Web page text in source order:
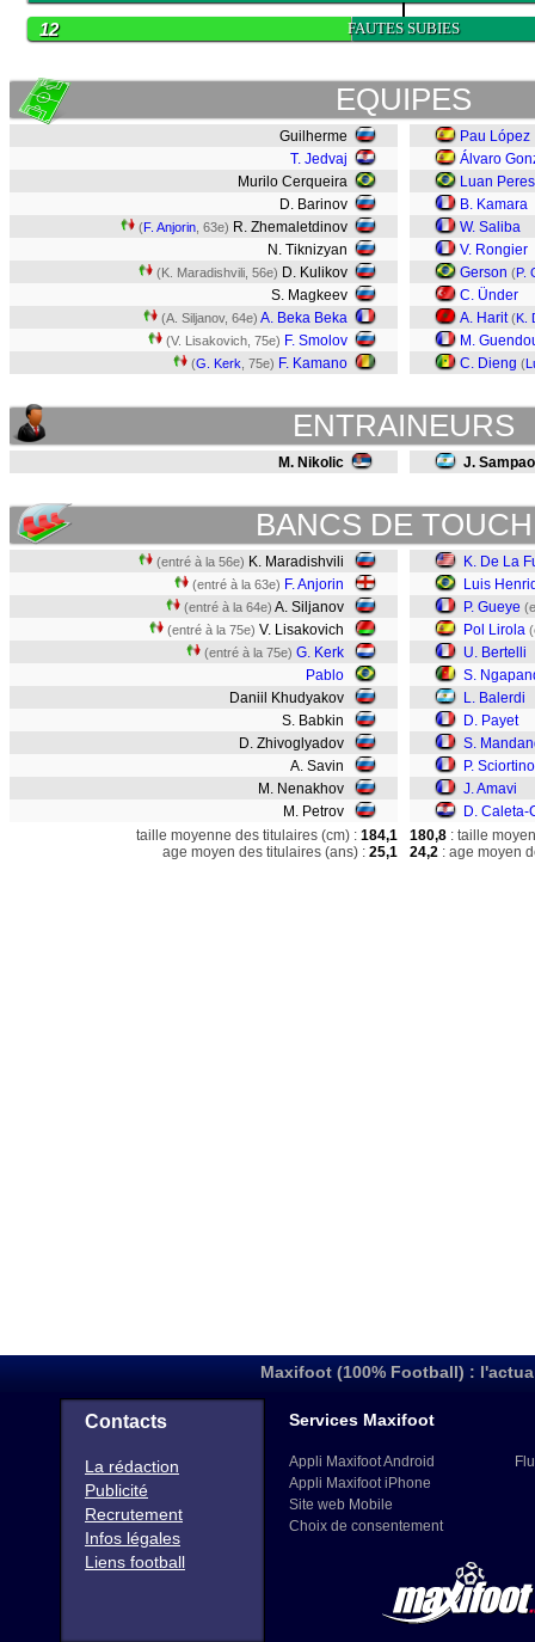
FAUTES SUBIES
12
EQUIPES
Guilherme
T. Jedvaj
Murilo Cerqueira
D. Barinov
(F. Anjorin , 63e) R. Zhemaletdinov
N. Tiknizyan
(K. Maradishvili, 56e) D. Kulikov
S. Magkeev
(A. Siljanov, 64e) A. Beka Beka
(V. Lisakovich, 75e) F. Smolov
(G. Kerk , 75e) F. Kamano
Pau López
Álvaro
Luan Peres
B. Kamara
W. Saliba
V. Rongier
Gerson (P.
C. Ünder
A. Harit (K.
M.
C. Dieng (
ENTRAINEURS
M. Nikolic J.
BANCS DE
(entré à la 56e) K. Maradishvili
(entré à la 63e) F. Anjorin
(entré à la 64e) A. Siljanov
(entré à la 75e) V. Lisakovich
(entré à la 75e) G. Kerk
Pablo
Daniil Khudyakov
S. Babkin
D. Zhivoglyadov
A. Savin
M. Nenakhov
M. Petrov
K. De La
Luis
P. Gueye
Pol Lirola
U. Bertelli
S.
L. Balerdi
D. Payet
S.
P. Sciortino
J. Amavi
D. Caleta-
taille moyenne des titulaires (cm) : 184,1
age moyen des titulaires (ans) : 25,1
180,8 : taille
24,2 : age moyen
Maxifoot (100% Football) :
Contacts
La rédaction
Publicité
Recrutement
Infos légales
Liens football
Services Maxifoot
Appli Maxifoot Android
Appli Maxifoot iPhone
Site web Mobile
Choix de consentement